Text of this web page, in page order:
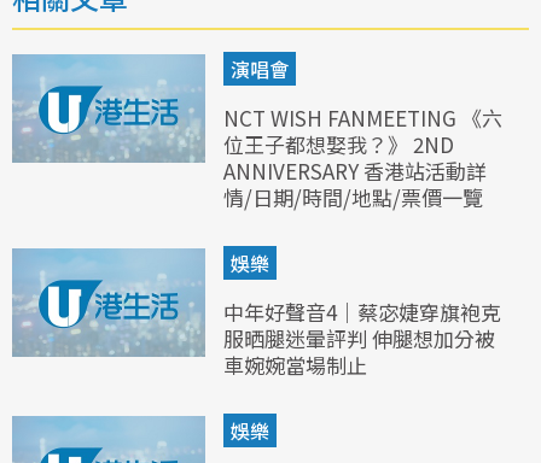
演唱會
NCT WISH FANMEETING 《六
位王子都想娶我？》 2ND
ANNIVERSARY 香港站活動詳
情/日期/時間/地點/票價一覽
娛樂
中年好聲音4｜蔡宓婕穿旗袍克
服晒腿迷暈評判 伸腿想加分被
車婉婉當場制止
娛樂